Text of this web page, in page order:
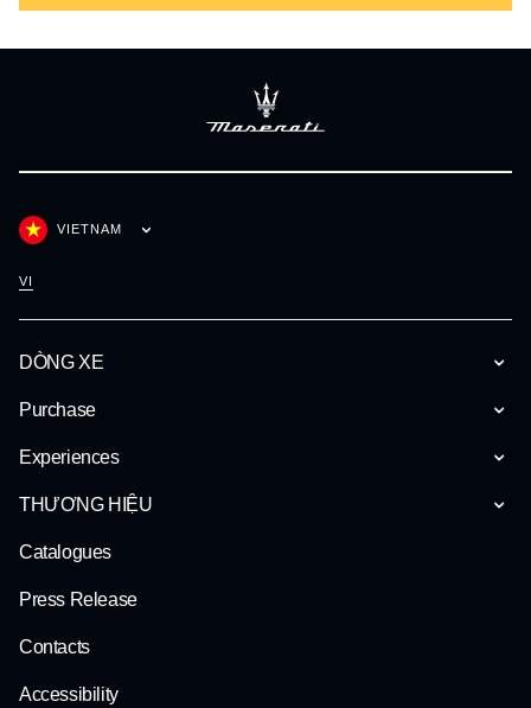
DÒNG XE
Purchase
Experiences
THƯƠNG HIỆU
Catalogues
Press Release
Contacts
Accessibility
VIETNAM
VI